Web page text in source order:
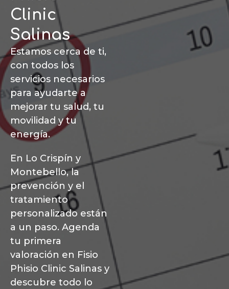
Clinic
Salinas
Estamos cerca de ti,
con todos los
servicios necesarios
para ayudarte a
mejorar tu salud, tu
movilidad y tu
energía.
En Lo Crispín y
Montebello, la
prevención y el
tratamiento
personalizado están
a un paso. Agenda
tu primera
valoración en Fisio
Phisio Clinic Salinas y
descubre todo lo